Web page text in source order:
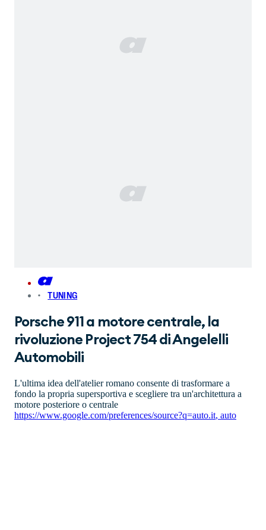
TUNING
Porsche 911 a motore centrale, la
rivoluzione Project 754 di Angelelli
Automobili
L'ultima idea dell'atelier romano consente di trasformare a
fondo la propria supersportiva e scegliere tra un'architettura a
motore posteriore o centrale
https://www.google.com/preferences/source?q=auto.it, auto